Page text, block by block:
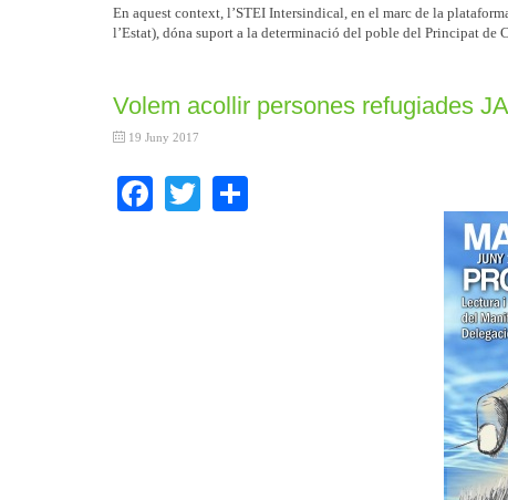
En aquest context, l’STEI Intersindical, en el marc de la
l’Estat), dóna suport a la determinació del poble del Principat de
Volem acollir persones refugiades
19 Juny 2017
Facebook
Twitter